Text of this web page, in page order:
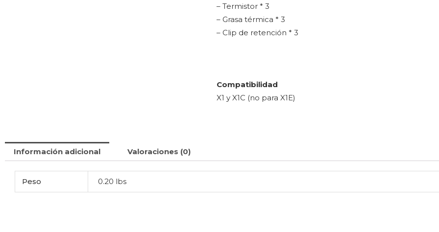
– Termistor * 3
– Grasa térmica * 3
– Clip de retención * 3
Compatibilidad
X1 y X1C (no para X1E)
Información adicional Valoraciones (0)
Peso 0.20 lbs